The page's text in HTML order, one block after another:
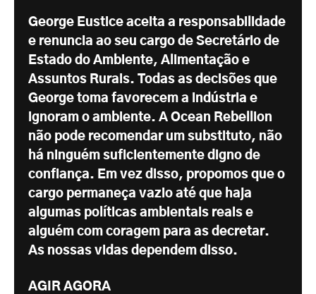
George Eustice aceita a responsabilidade
e renuncia ao seu cargo de Secretário de
Estado do Ambiente, Alimentação e
Assuntos Rurais. Todas as decisões que
George toma favorecem a indústria e
ignoram o ambiente. A Ocean Rebellion
não pode recomendar um substituto, não
há ninguém suficientemente digno de
confiança. Em vez disso, propomos que o
cargo permaneça vazio até que haja
algumas políticas ambientais reais e
alguém com coragem para as decretar.
As nossas vidas dependem disso.
AGIR AGORA